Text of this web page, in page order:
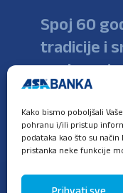
Kako bismo poboljšali
pohranu i/ili pristup
podataka kao što su
pristanka neke funkcije
Prihvati sve
Spoj 60
tradicije i
poslovanja